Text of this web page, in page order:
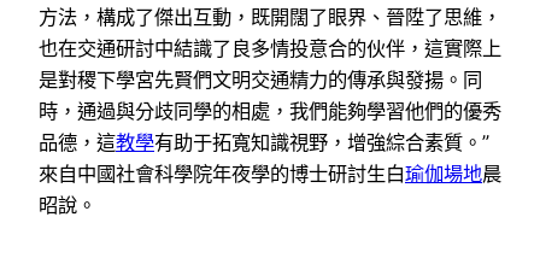
方法，構成了傑出互動，既開闊了眼界、晉陞了思維，
也在交通研討中結識了良多情投意合的伙伴，這實際上
是對稷下學宮先賢們文明交通精力的傳承與發揚。同
時，通過與分歧同學的相處，我們能夠學習他們的優秀
品德，這教學有助于拓寬知識視野，增強綜合素質。”
來自中國社會科學院年夜學的博士研討生白瑜伽場地晨
昭說。